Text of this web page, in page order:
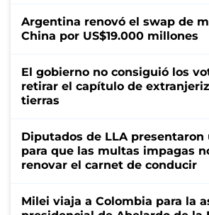
Argentina renovó el swap de
China por US$19.000 millones
El gobierno no consiguió los
retirar el capítulo de
tierras
Diputados de LLA presentaron
para que las multas impagas
renovar el carnet de conducir
Milei viaja a Colombia para la